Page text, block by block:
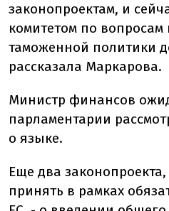
законопроектам, и
комитетом по вопросам
таможенной политики
рассказала Маркарова.
Министр финансов
парламентарии
о языке.
Еще два
принять в рамках